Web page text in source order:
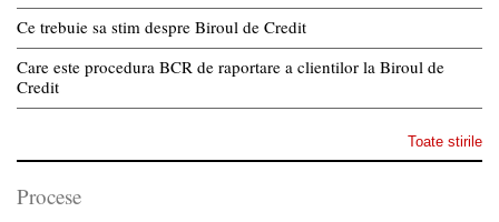
Ce trebuie sa stim despre Biroul de Credit
Care este procedura BCR de raportare a clientilor la Biroul de
Credit
Toate stirile
Procese